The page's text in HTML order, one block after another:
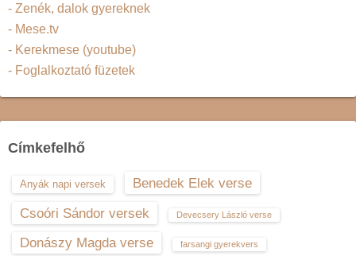
- Zenék, dalok gyereknek
- Mese.tv
- Kerekmese (youtube)
- Foglalkoztató füzetek
Címkefelhő
Anyák napi versek
Benedek Elek verse
Csoóri Sándor versek
Devecsery László verse
Donászy Magda verse farsangi gyerekvers